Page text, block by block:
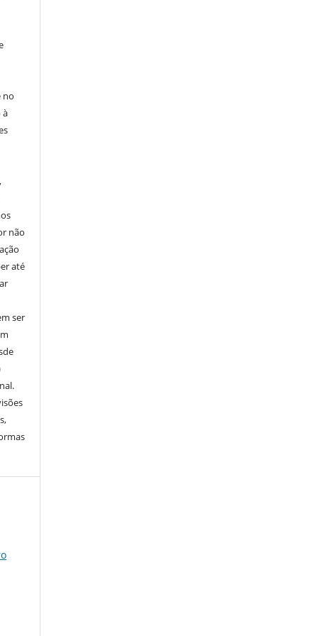
no
à
não
até
ser